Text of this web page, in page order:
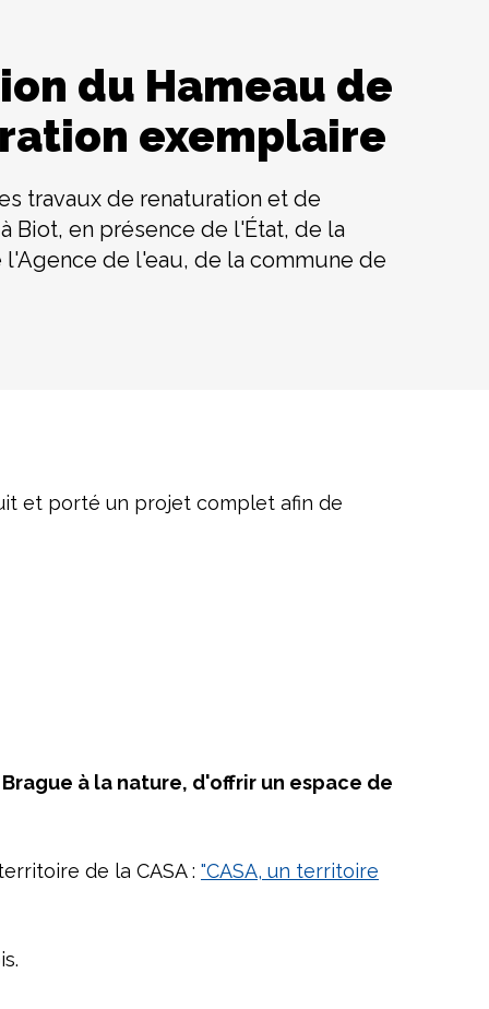
du Hameau de
exemplaire
travaux de renaturation et de
Biot, en présence de l'État, de la
de l'eau, de la commune de
et porté un projet complet afin de
à la nature, d'offrir un espace de
de la CASA : "CASA, un territoire